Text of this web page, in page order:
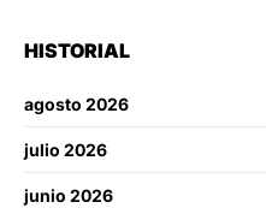
HISTORIAL
agosto 2026
julio 2026
junio 2026